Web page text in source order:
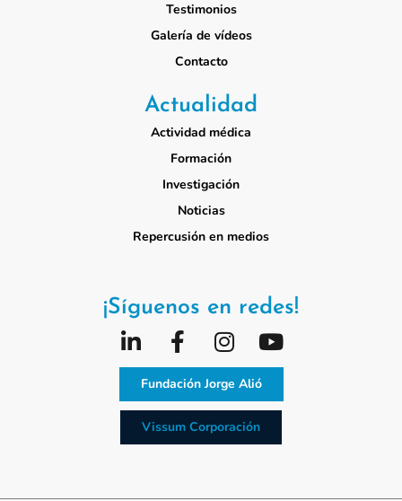
Testimonios
Galería de vídeos
Contacto
Actualidad
Actividad médica
Formación
Investigación
Noticias
Repercusión en medios
¡Síguenos en redes!
Fundación Jorge Alió
Vissum Corporación